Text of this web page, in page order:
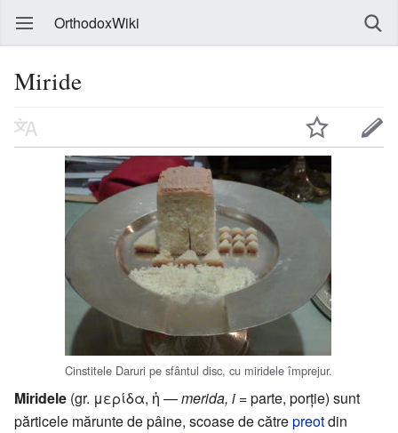
OrthodoxWiki
Miride
Cinstitele Daruri pe sfântul disc, cu miridele împrejur.
Miridele (gr. μερίδα, ἡ —merida, i = parte, porţie) sunt
părticele mărunte de pâine, scoase de cătrepreotdin